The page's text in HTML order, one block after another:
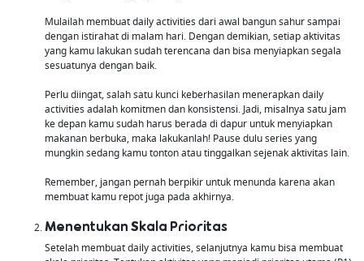
Mulailah membuat daily activities dari awal bangun sahur sampai
dengan istirahat di malam hari. Dengan demikian, setiap aktivitas
yang kamu lakukan sudah terencana dan bisa menyiapkan segala
sesuatunya dengan baik.
Perlu diingat, salah satu kunci keberhasilan menerapkan daily
activities adalah komitmen dan konsistensi. Jadi, misalnya satu jam
ke depan kamu sudah harus berada di dapur untuk menyiapkan
makanan berbuka, maka lakukanlah! Pause dulu series yang
mungkin sedang kamu tonton atau tinggalkan sejenak aktivitas lain.
Remember, jangan pernah berpikir untuk menunda karena akan
membuat kamu repot juga pada akhirnya.
Menentukan Skala Prioritas
Setelah membuat daily activities, selanjutnya kamu bisa membuat